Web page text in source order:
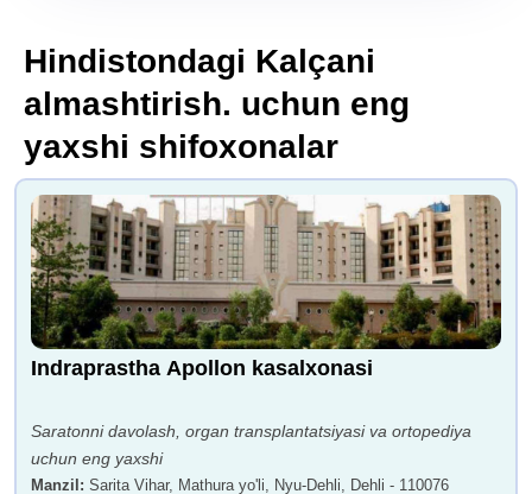
Hindistondagi Kalçani
almashtirish. uchun eng
yaxshi shifoxonalar
Indraprastha Apollon kasalxonasi
Saratonni davolash, organ transplantatsiyasi va ortopediya
uchun eng yaxshi
Manzil : Sarita Vihar, Mathura yo'li, Nyu-Dehli, Dehli - 110076